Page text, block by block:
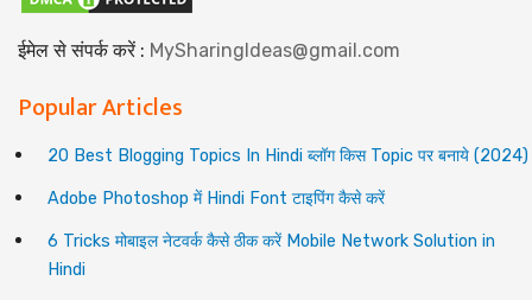
ईमेल से संपर्क करें : MySharingIdeas@gmail.com
Popular Articles
20 Best Blogging Topics In Hindi ब्लॉग किस Topic पर बनाये (2024)
Adobe Photoshop में Hindi Font टाइपिंग कैसे करें
6 Tricks मोबाइल नेटवर्क कैसे ठीक करें Mobile Network Solution in
Hindi